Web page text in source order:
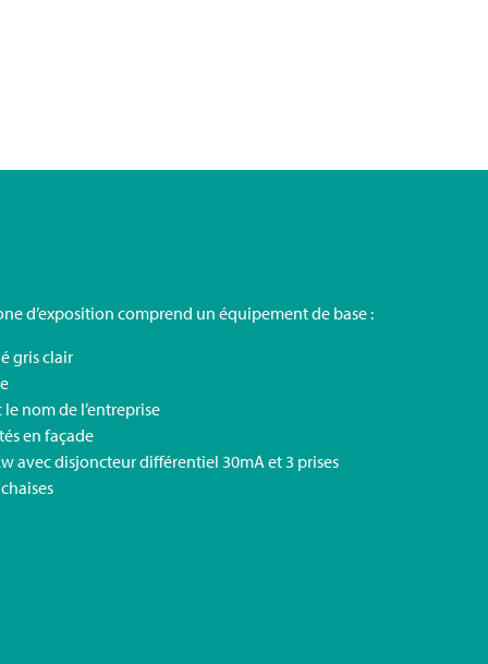
d’exposition comprend un équipement de base :
gris clair
nom de l’entreprise
en façade
avec disjoncteur différentiel 30mA et 3 prises